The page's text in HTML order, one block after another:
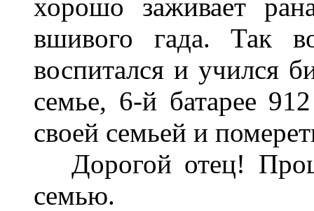
хорошо заживает
вшивого гада. Так
воспитался и учился
семье, 6-й батарее
своей семьей и
Дорогой отец!
семью.